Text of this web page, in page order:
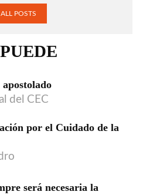
POSTS
del CEC
por el Cuidado de la
será necesaria la